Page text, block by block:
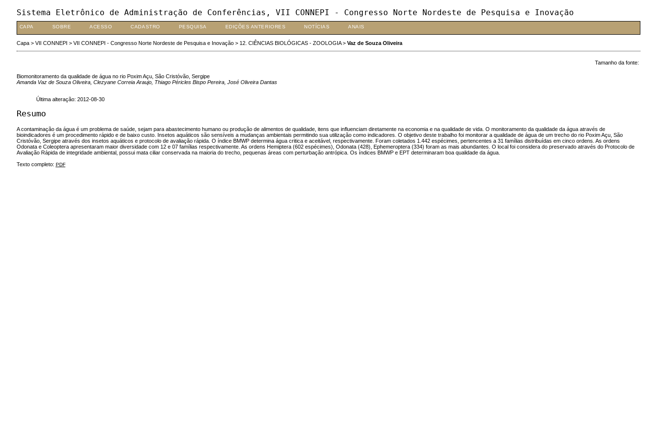
Sistema Eletrônico de Administração de Conferências, VII CONNEPI - Congresso Norte Nordeste de Pesquisa e Inovação
CAPA SOBRE ACESSO CADASTRO PESQUISA EDIÇÕES ANTERIORES NOTÍCIAS ANAIS
Capa> VII CONNEPI > VII CONNEPI - Congresso Norte Nordeste de Pesquisa e Inovação> 12. CIÊNCIAS BIOLÓGICAS - ZOOLOGIA> Vaz de Souza Oliveira
Tamanho da fonte:
Biomonitoramento da qualidade de água no rio Poxim Açu, São Cristóvão, Sergipe
Amanda Vaz de Souza Oliveira, Clezyane Correia Araujo, Thiago Péricles Bispo Pereira, José Oliveira Dantas
Última alteração: 2012-08-30
Resumo
A contaminação da água é um problema de saúde, sejam para abastecimento humano ou produção de alimentos de qualidade, itens que influenciam diretamente na economia e na qualidade de vida. O monitoramento da qualidade da água através de
bioindicadores é um procedimento rápido e de baixo custo. Insetos aquáticos são sensíveis a mudanças ambientais permitindo sua utilização como indicadores. O objetivo deste trabalho foi monitorar a qualidade de água de um trecho do rio Poxim Açu, São
Cristóvão, Sergipe através dos insetos aquáticos e protocolo de avaliação rápida. O índice BMWP determina água critica e aceitável, respectivamente. Foram coletados 1.442 espécimes, pertencentes a 31 famílias distribuídas em cinco ordens. As ordens
Odonata e Coleoptera apresentaram maior diversidade com 12 e 07 famílias respectivamente. As ordens Hemiptera (602 espécimes), Odonata (428), Ephemeroptera (334) foram as mais abundantes. O local foi considera do preservado através do Protocolo de
Avaliação Rápida de integridade ambiental, possui mata ciliar conservada na maioria do trecho, pequenas áreas com perturbação antrópica. Os índices BMWP e EPT determinaram boa qualidade da água.
Texto completo: PDF